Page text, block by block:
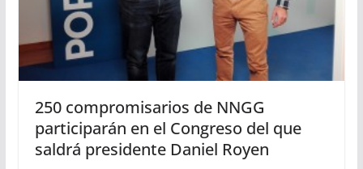
250 compromisarios de NNGG
participarán en el Congreso del que
saldrá presidente Daniel Royen